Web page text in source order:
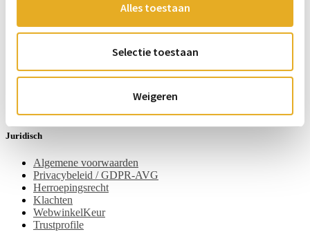
Alles toestaan
Selectie toestaan
Weigeren
Ingrediënten en allergenen
Zakelijk bestellen
Belastingen en invoerrechten
Duurzaamheid
Juridisch
Algemene voorwaarden
Privacybeleid / GDPR-AVG
Herroepingsrecht
Klachten
WebwinkelKeur
Trustprofile